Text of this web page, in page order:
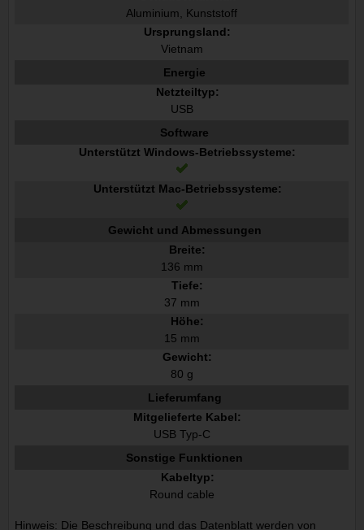
Aluminium, Kunststoff
Ursprungsland:
Vietnam
Energie
Netzteiltyp:
USB
Software
Unterstützt Windows-Betriebssysteme:
Unterstützt Mac-Betriebssysteme:
Gewicht und Abmessungen
Breite:
136 mm
Tiefe:
37 mm
Höhe:
15 mm
Gewicht:
80 g
Lieferumfang
Mitgelieferte Kabel:
USB Typ-C
Sonstige Funktionen
Kabeltyp:
Round cable
Hinweis: Die Beschreibung und das Datenblatt werden von